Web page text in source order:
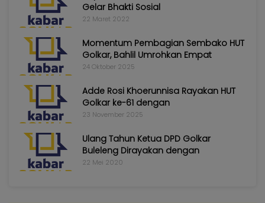
Gelar Bhakti Sosial
22 Maret 2022
Momentum Pembagian Sembako HUT
Golkar, Bahlil Umrohkan Empat
24 Oktober 2025
Adde Rosi Khoerunnisa Rayakan HUT
Golkar ke-61 dengan
23 November 2025
Ulang Tahun Ketua DPD Golkar
Buleleng Dirayakan dengan
22 Mei 2020